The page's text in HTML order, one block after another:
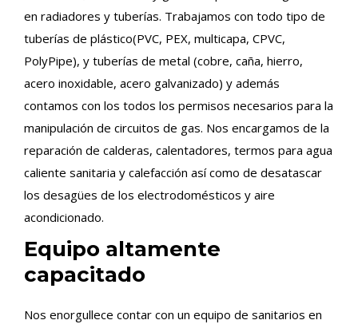
en radiadores y tuberías. Trabajamos con todo tipo de
tuberías de plástico(PVC, PEX, multicapa, CPVC,
PolyPipe), y tuberías de metal (cobre, caña, hierro,
acero inoxidable, acero galvanizado) y además
contamos con los todos los permisos necesarios para la
manipulación de circuitos de gas. Nos encargamos de la
reparación de calderas, calentadores, termos para agua
caliente sanitaria y calefacción así como de desatascar
los desagües de los electrodomésticos y aire
acondicionado.
Equipo altamente
capacitado
Nos enorgullece contar con un equipo de sanitarios en